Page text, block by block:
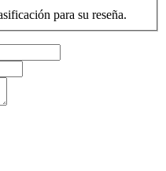
para su reseña.